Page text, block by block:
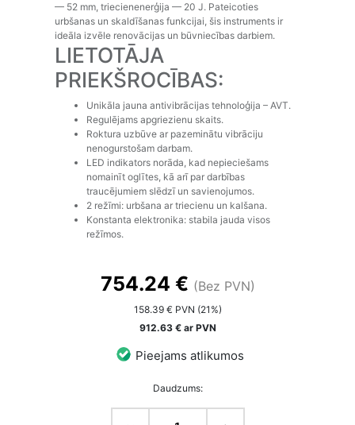
— 52 mm, triecienenerģija — 20 J. Pateicoties
urbšanas un skaldīšanas funkcijai, šis instruments ir
ideāla izvēle renovācijas un būvniecības darbiem.
LIETOTĀJA
PRIEKŠROCĪBAS:
Unikāla jauna antivibrācijas tehnoloģija – AVT.
Regulējams apgriezienu skaits.
Roktura uzbūve ar pazeminātu vibrāciju
nenogurstošam darbam.
LED indikators norāda, kad nepieciešams
nomainīt oglītes, kā arī par darbības
traucējumiem slēdzī un savienojumos.
2 režīmi: urbšana ar triecienu un kalšana.
Konstanta elektronika: stabila jauda visos
režīmos.
754.24 € (Bez PVN)
158.39 € PVN (21%)
912.63 € ar PVN
Pieejams atlikumos
Daudzums: